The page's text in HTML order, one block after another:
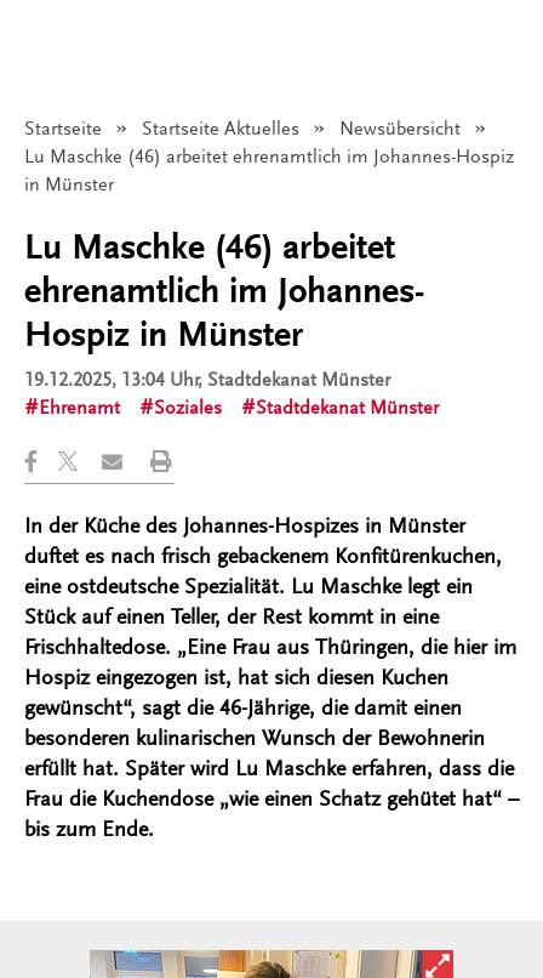
Startseite Startseite Aktuelles
Newsübersicht
Angezeigt:
Lu Maschke (46) arbeitet ehrenamtlich im Johannes-Hospiz
in Münster
Lu Maschke (46) arbeitet
ehrenamtlich im Johannes-
Hospiz in Münster
19.12.2025, 13:04 Uhr, Stadtdekanat Münster
Ehrenamt
Soziales Stadtdekanat Münster
In der Küche des Johannes-Hospizes in Münster
duftet es nach frisch gebackenem Konfitürenkuchen,
eine ostdeutsche Spezialität. Lu Maschke legt ein
Stück auf einen Teller, der Rest kommt in eine
Frischhaltedose. „Eine Frau aus Thüringen, die hier im
Hospiz eingezogen ist, hat sich diesen Kuchen
gewünscht“, sagt die 46-Jährige, die damit einen
besonderen kulinarischen Wunsch der Bewohnerin
erfüllt hat. Später wird Lu Maschke erfahren, dass die
Frau die Kuchendose „wie einen Schatz gehütet hat“ –
bis zum Ende.
Bild in